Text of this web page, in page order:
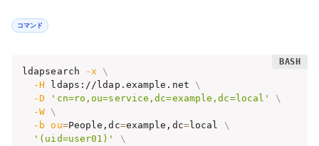
コマンド
ldapsearch -x
\
-H ldaps://ldap.example.net \
-D
'cn=ro,ou=service,dc=example,dc=local'
\
-W \
-b
ou=People,dc=example,dc=local \
'(uid=user01)'
\